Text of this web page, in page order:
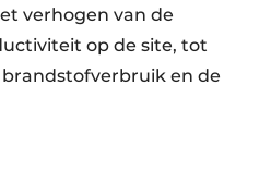
verhogen van de
op de site, tot
en de